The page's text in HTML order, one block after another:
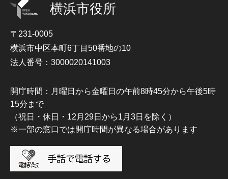
横浜市役所
〒231-0005
横浜市中区本町6丁目50番地の10
法人番号：3000020141003
開庁時間：月曜日から金曜日の午前8時45分から午後5時
15分まで
（祝日・休日・12月29日から1月3日を除く）
※一部の窓口では開庁時間が異なる場合があります